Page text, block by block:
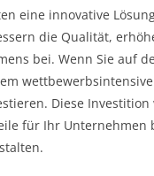
eine innovative
die Qualität,
bei. Wenn Sie auf
Diese
für Ihr Unternehmen